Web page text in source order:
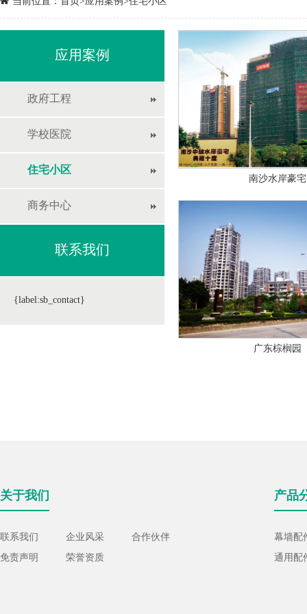
应用案例
政府工程
学校医院
住宅小区
商务中心
联系我们
{label:sb_contact}
南沙水岸豪宅
广东棕榈园
关于我们
联系我们 企业风采
合作伙伴
免责声明
荣誉资质
产品
幕墙配
通用配